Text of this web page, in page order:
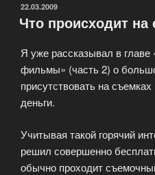
любить,
человеком
быть
обязан!»
ОПУБЛИКОВАНО
22.03.2009
Что происходит на
Я уже рассказывал в
фильмы» (часть 2) о
присутствовать на
деньги.
Учитывая такой горячий
решил совершенно
обычно проходит